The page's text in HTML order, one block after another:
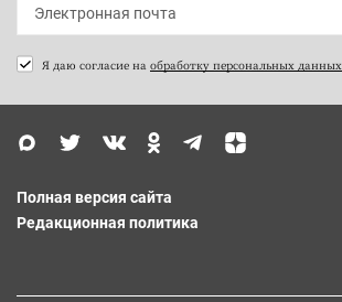
Я даю согласие на обработку персональных данных
Полная версия сайта
Редакционная политика